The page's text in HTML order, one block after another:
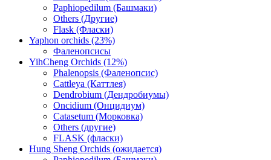
Paphiopedilum (Башмаки)
Others (Другие)
Flask (Фласки)
Yaphon orchids (23%)
Фаленопсисы
YihCheng Orchids (12%)
Phalenopsis (Фаленопсис)
Cattleya (Каттлея)
Dendrobium (Дендробиумы)
Oncidium (Онцидиум)
Catasetum (Морковка)
Others (другие)
FLASK (фласки)
Hung Sheng Orchids (ожидается)